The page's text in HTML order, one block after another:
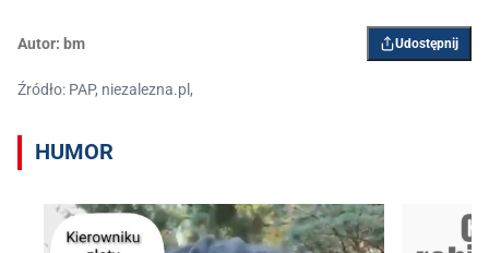
Autor: bm Udostępnij
Źródło: PAP, niezalezna.pl,
HUMOR